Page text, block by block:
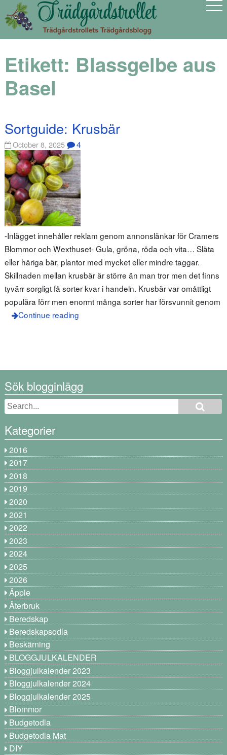
Etikett: Blassgelbe aus
Basel
Sortguide: Krusbär
October 8, 2025 4
-Inlägget innehåller reklam genom annonslänkar för Cramers
Blommor och Wexthuset- Gula, gröna, röda och vita… Släta
eller håriga bär, plantor med mycket eller mindre taggar.
Skillnaden mellan krusbär är större än man tror men det finns
tyvärr sorgligt få sorter kvar i handeln. Krusbär var omåttligt
populära förr men enormt många sorter har försvunnit genom
Continue reading
Sök blogginlägg
Kategorier
2016
2017
2018
2019
2020
2021
2022
2023
2024
2025
2026
Äpple
Återbruk
Beredskap
Beredskapsodla
Beskärning
BLOGGJULKALENDER
Bloggjulkalender 2023
Bloggjulkalender 2024
Bloggjulkalender 2025
Blommor
Budgetodla
Budgetodla Mat
DIY